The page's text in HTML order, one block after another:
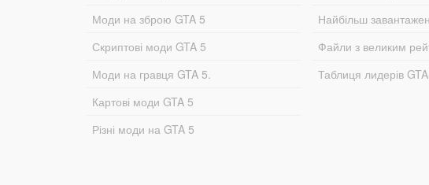
Моди на зброю GTA 5
Скриптові моди GTA 5
Моди на гравця GTA 5.
Картові моди GTA 5
Різні моди на GTA 5
Найбільш
Файли з великим
Таблиця лидерів